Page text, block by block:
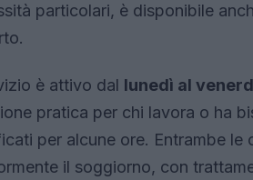
particolari, è disponibile
è attivo dal lunedì al
pratica per chi lavora o ha
per alcune ore. Entrambe
il soggiorno, con